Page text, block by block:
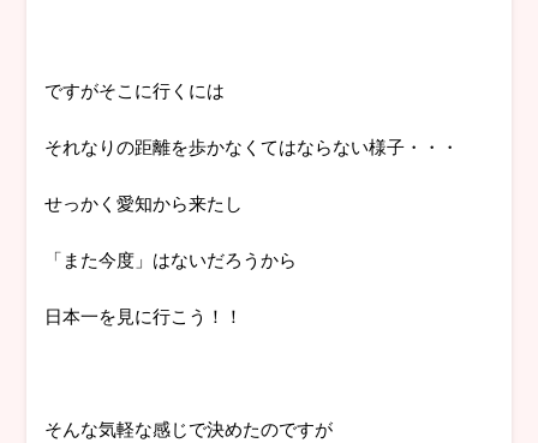
ですがそこに行くには
それなりの距離を歩かなくてはならない様子・・・
せっかく愛知から来たし
「また今度」はないだろうから
日本一を見に行こう！！
そんな気軽な感じで決めたのですが